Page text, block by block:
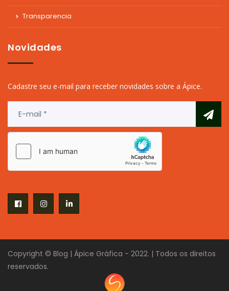
Transparencia
Novidades
Cadastre seu e-mail para receber novidades sobre a Ápice.
Copyright © Blog | Ápice Gráfica - 2022. | Todos os direitos
reservados.